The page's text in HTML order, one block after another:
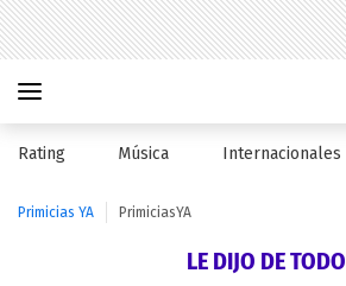
Rating Música Internacionales
Primicias YA PrimiciasYA
LE DIJO DE TODO